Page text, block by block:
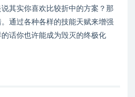
其实你喜欢比较折中的方案？那
通过各种各样的技能天赋来增强
话你也许能成为毁灭的终极化